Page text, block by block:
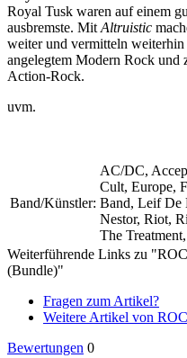
Royal Tusk waren auf einem
ausbremste. Mit Altruistic
weiter und vermitteln
angelegtem Modern Rock und
Action-Rock.
uvm.
Band/Künstler:
AC/DC,
Cult, Europe,
Band, Leif De
Nestor, Riot,
The
Weiterführende Links zu
(Bundle)"
Fragen zum Artikel?
Weitere Artikel von
Bewertungen 0